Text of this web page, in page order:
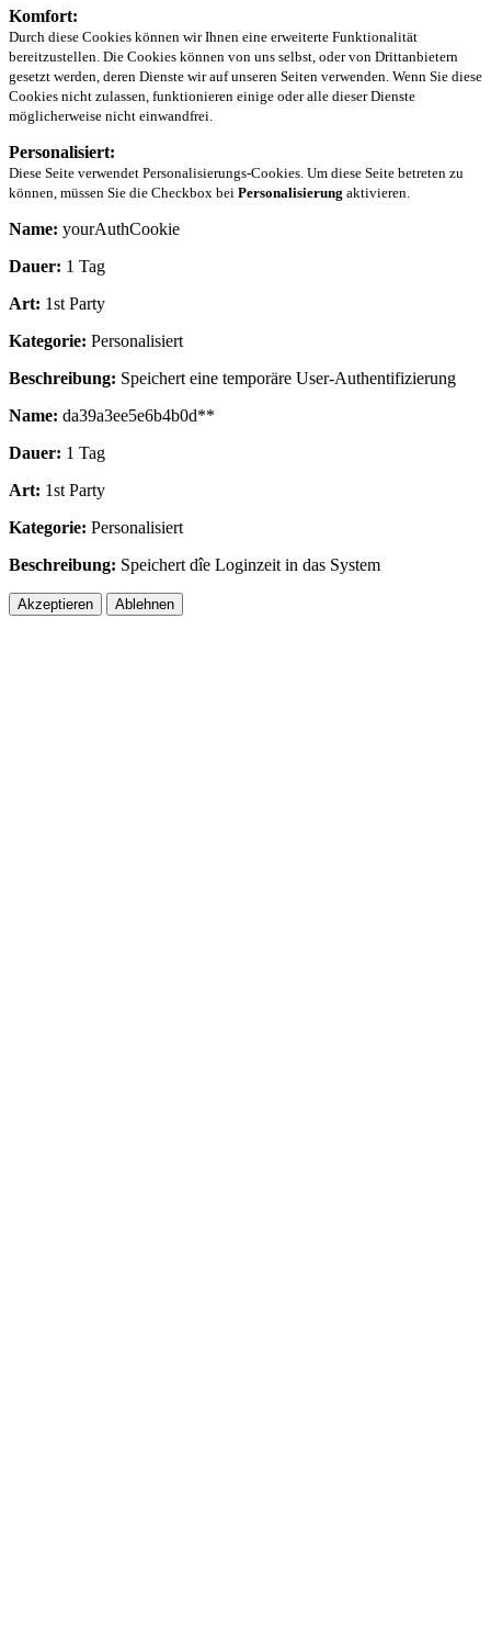
Komfort:
Durch diese Cookies können wir Ihnen eine erweiterte Funktionalität
bereitzustellen. Die Cookies können von uns selbst, oder von Drittanbietern
gesetzt werden, deren Dienste wir auf unseren Seiten verwenden. Wenn Sie diese
Cookies nicht zulassen, funktionieren einige oder alle dieser Dienste
möglicherweise nicht einwandfrei.
Personalisiert:
Diese Seite verwendet Personalisierungs-Cookies. Um diese Seite betreten zu
können, müssen Sie die Checkbox bei Personalisierung aktivieren.
Name: yourAuthCookie
Dauer: 1 Tag
Art: 1st Party
Kategorie: Personalisiert
Beschreibung: Speichert eine temporäre User-Authentifizierung
Name: da39a3ee5e6b4b0d**
Dauer: 1 Tag
Art: 1st Party
Kategorie: Personalisiert
Beschreibung: Speichert dîe Loginzeit in das System
Akzeptieren Ablehnen